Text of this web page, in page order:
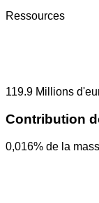
Ressources
119.9 Millions
Contribution
0,016% de la